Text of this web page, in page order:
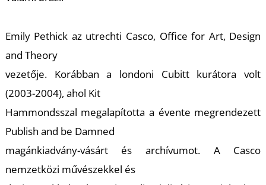
Emily Pethick az utrechti Casco, Office for Art, Design
and Theory
vezetője. Korábban a londoni Cubitt kurátora volt
(2003-2004), ahol Kit
Hammondsszal megalapította a évente megrendezett
Publish and be Damned
magánkiadvány-vásárt és archívumot. A Casco
nemzetközi művészekkel és